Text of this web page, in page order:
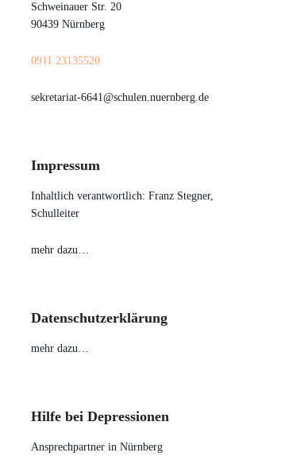
Schweinauer Str. 20
90439 Nürnberg
0911 23135520
sekretariat-6641@schulen.nuernberg.de
Impressum
Inhaltlich verantwortlich: Franz Stegner,
Schulleiter
mehr dazu…
Datenschutzerklärung
mehr dazu…
Hilfe bei Depressionen
Ansprechpartner in Nürnberg